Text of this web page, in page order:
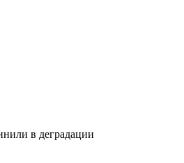
в деградации